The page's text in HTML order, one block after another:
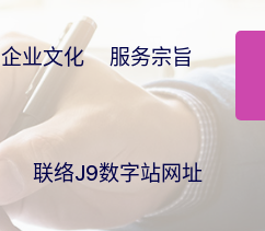
企业文化 服务宗旨
联络J9数字站网址